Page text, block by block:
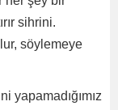
sihrini.
söylemeye
yapamadığımız